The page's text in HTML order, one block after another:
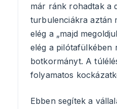
már ránk rohadtak a
turbulenciákra aztán
elég a „majd
elég a pilótafülkében
botkormányt. A
folyamatos
Ebben segítek a